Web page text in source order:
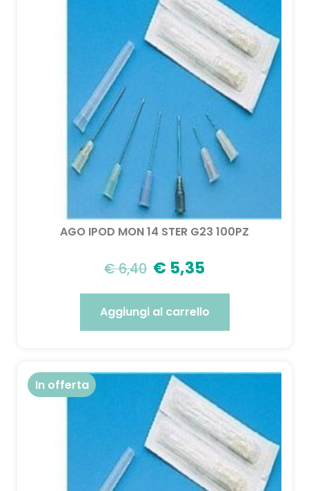
AGO IPOD MON 14 STER G23 100PZ
€6,40 € 5,35
Aggiungi al carrello
In offerta